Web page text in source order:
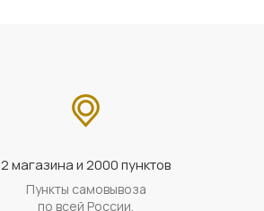
2 магазина и 2000 пунктов
Пункты самовывоза
по всей России.